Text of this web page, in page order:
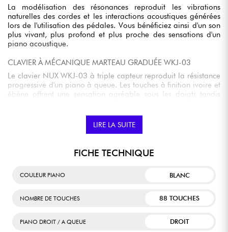
La modélisation des résonances reproduit les vibrations
naturelles des cordes et les interactions acoustiques générées
lors de l'utilisation des pédales. Vous bénéficiez ainsi d'un son
plus vivant, plus profond et plus proche des sensations d'un
piano acoustique.
CLAVIER À MÉCANIQUE MARTEAU GRADUÉE WKJ-03
Le clavier NUX WKJ-03 à triple capteur reproduit la résistance
progressive d'un piano à queue. Les touches à finition ivoire et
ébène offrent une sensation agréable sous les doigts tandis
reproduit les nuances intermédiaires de la pédale de sustain.
besoins pour contrôler différentes fonctions comme le sustain,
le sostenuto, le vibrato, le volume ou encore les variations de
Son système de diffusion intégré restitue avec précision les
LIRE LA SUITE
FICHE TECHNIQUE
COULEUR PIANO BLANC
NOMBRE DE TOUCHES 88 TOUCHES
PIANO DROIT / A QUEUE DROIT